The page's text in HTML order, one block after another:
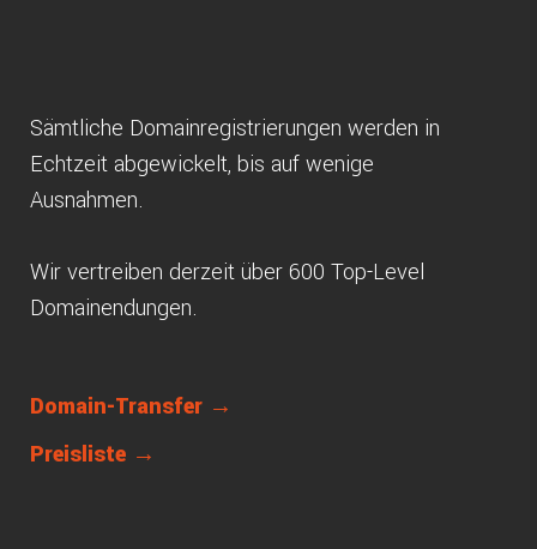
Sämtliche Domainregistrierungen werden in
Echtzeit abgewickelt, bis auf wenige
Ausnahmen.
Wir vertreiben derzeit über 600 Top-Level
Domainendungen.
Domain-Transfer →
Preisliste →